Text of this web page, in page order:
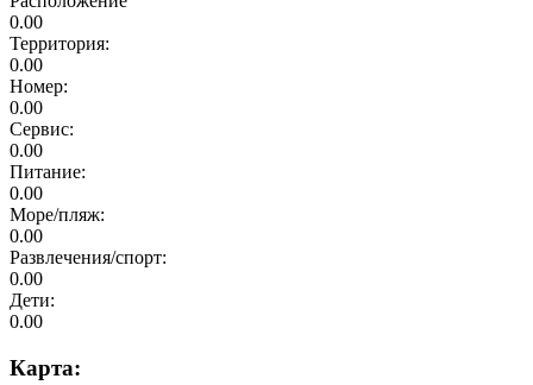
0.00
Территория:
0.00
Номер:
0.00
Сервис:
0.00
Питание:
0.00
Море/пляж:
0.00
Развлечения/спорт:
0.00
Дети:
0.00
Карта: